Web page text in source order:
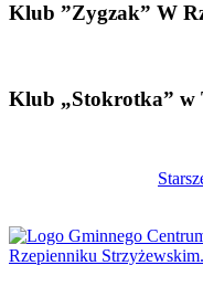
Klub ”Zygzak” W
Klub „Stokrotka” w